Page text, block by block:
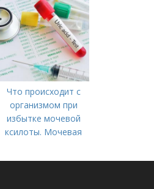
Что происходит с
организмом при
избытке мочевой
ксилоты. Мочевая
норма и отклонения